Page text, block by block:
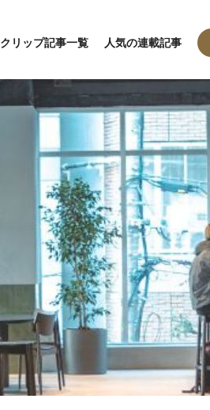
クリップ記事一覧 人気の連載記事